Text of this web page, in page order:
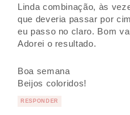
Linda combinação, às
que deveria passar por
eu passo no claro. Bom
Adorei o resultado.
Boa semana
Beijos coloridos!
RESPONDER